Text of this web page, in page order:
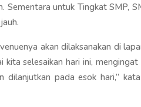
Sementara untuk Tingkat SMP,
akan dilaksanakan di
selesaikan hari ini,
pada esok hari,”